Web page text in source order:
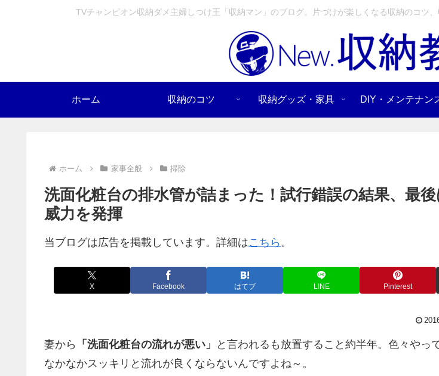
TVチャンピオン収納ダメ主婦しつけ王「収納マン」のブログ。片づけが楽しくなる収納のコツ
ホーム 収納のコツ 収納グッズ・家具 DIY・メンテナン
ホーム 家事全般 掃除
洗面化粧台の排水管が詰まった！試行錯誤の結果、最
威力を発揮
当ブログは広告を掲載しています。詳細はこちら 。
X Facebook はてブ LINE Pinterest
妻から 「洗面化粧台の流れが悪い」
と言われるも放置すること約半年。色々やっ
なかなかスッキリと流れが良くならないんですよね～。